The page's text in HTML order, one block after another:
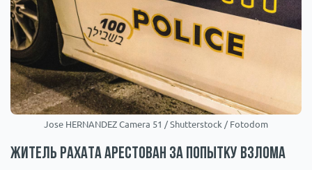
Jose HERNANDEZ Camera 51 / Shutterstock / Fotodom
Житель Рахата арестован за попытку взлома